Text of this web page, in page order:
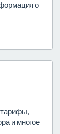
о
и многое